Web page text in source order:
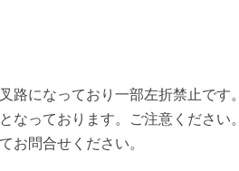
になっており一部左折禁止です。
なっております。ご注意ください。
お問合せください。